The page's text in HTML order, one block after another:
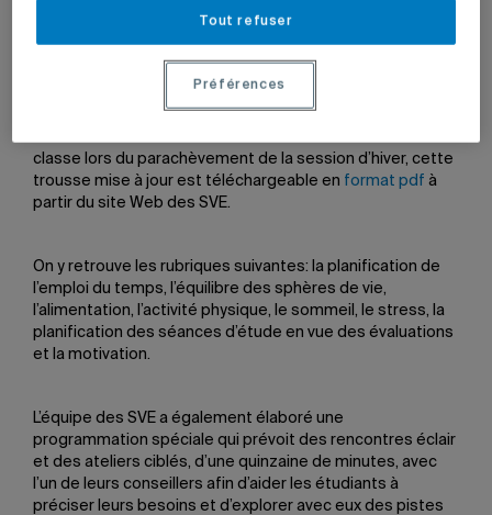
préparé une nouvelle version de la
pour le trimestre d’automne écourté.
classe lors du parachèvement de la session d’hiver, cette
trousse mise à jour est téléchargeable en format pdf à
partir du site Web des SVE.
On y retrouve les rubriques suivantes: la planification de
l’emploi du temps, l’équilibre des sphères de vie,
l’alimentation, l’activité physique, le sommeil, le stress, la
planification des séances d’étude en vue des évaluations
et la motivation.
L’équipe des SVE a également élaboré une
programmation spéciale qui prévoit des rencontres éclair
et des ateliers ciblés, d’une quinzaine de minutes, avec
l’un de leurs conseillers afin d’aider les étudiants à
préciser leurs besoins et d’explorer avec eux des pistes
Tout refuser
Préférences